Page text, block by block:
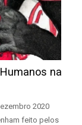
na
2020
feito pelos